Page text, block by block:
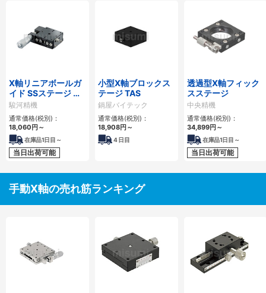
X軸リニアボールガ
イド SSステージ 低
温黒色クロムメッキ
（BSB16）
駿河精機
通常価格(税別)：
18,060円～
在庫品1日目～
当日出荷可能
小型X軸ブロックス
テージ TAS
鍋屋バイテック
通常価格(税別)：
18,908円～
4日目
透過型X軸フィック
スステージ
中央精機
通常価格(税別)：
34,899円～
在庫品1日目～
当日出荷可能
手動X軸の売れ筋ランキング